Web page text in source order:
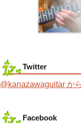
Twitter
@kanazawaguitar か
Facebook